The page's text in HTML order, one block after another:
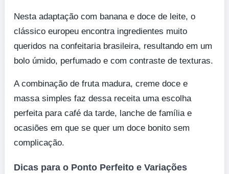
Nesta adaptação com banana e doce de leite, o
clássico europeu encontra ingredientes muito
queridos na confeitaria brasileira, resultando em um
bolo úmido, perfumado e com contraste de texturas.
A combinação de fruta madura, creme doce e
massa simples faz dessa receita uma escolha
perfeita para café da tarde, lanche de família e
ocasiões em que se quer um doce bonito sem
complicação.
Dicas para o Ponto Perfeito e Variações